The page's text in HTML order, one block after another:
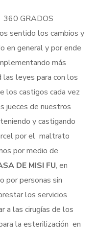
360 GRADOS
sentido los cambios y
en general y por ende
más
las leyes para con los
los castigos cada vez
jueces de nuestros
y castigando
por el maltrato
por medio de
DE MISI FU, en
por personas sin
los servicios
a las cirugías de los
la esterilización en